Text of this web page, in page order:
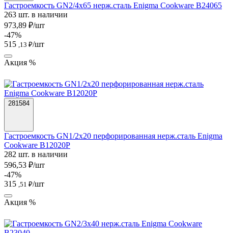
Гастроемкость GN2/4х65 нерж.сталь Enigma Cookware B24065
263 шт. в наличии
973,89 ₽/шт
-47%
515 ,13 ₽/шт
Акция %
281584
Гастроемкость GN1/2х20 перфорированная нерж.сталь Enigma
Cookware B12020P
282 шт. в наличии
596,53 ₽/шт
-47%
315 ,51 ₽/шт
Акция %